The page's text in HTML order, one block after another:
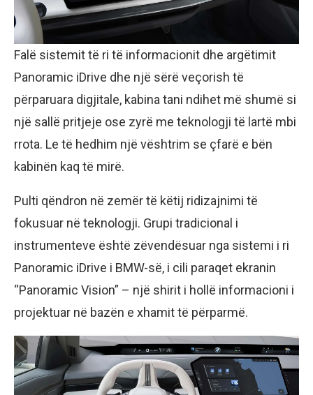
Falë sistemit të ri të informacionit dhe argëtimit
Panoramic iDrive dhe një sërë veçorish të
përparuara digjitale, kabina tani ndihet më shumë si
një sallë pritjeje ose zyrë me teknologji të lartë mbi
rrota. Le të hedhim një vështrim se çfarë e bën
kabinën kaq të mirë.
Pulti qëndron në zemër të këtij ridizajnimi të
fokusuar në teknologji. Grupi tradicional i
instrumenteve është zëvendësuar nga sistemi i ri
Panoramic iDrive i BMW-së, i cili paraqet ekranin
“Panoramic Vision” – një shirit i hollë informacioni i
projektuar në bazën e xhamit të përparmë.